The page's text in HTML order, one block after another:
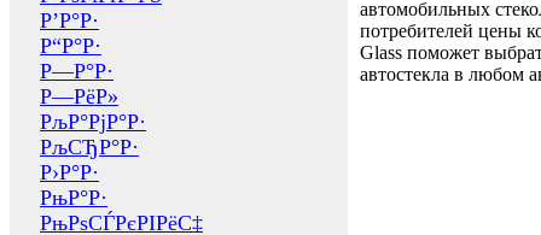
Р’Р°Р·
Р“Р°Р·
Р—Р°Р·
Р—РёР»
РљР°РјР°Р·
РљСЂР°Р·
Р›Р°Р·
РњР°Р·
РњРѕСЃРєРІРёС‡
автомобильных
потребителей цены
Glass поможет
автостекла в любом